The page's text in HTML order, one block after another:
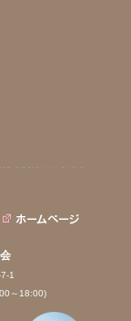
1
～18:00)